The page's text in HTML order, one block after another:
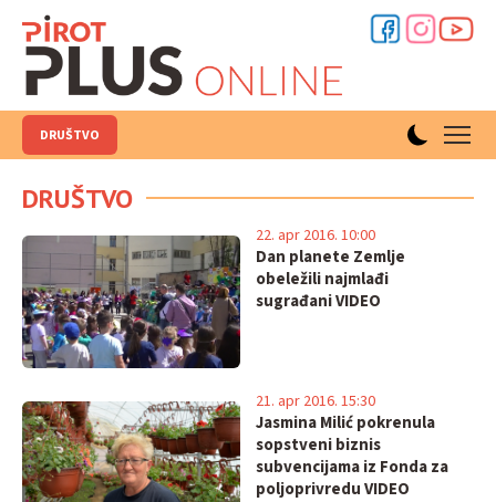
DRUŠTVO
DRUŠTVO
Dan planete Zemlje
obeležili najmlađi
sugrađani VIDEO
22. apr 2016. 10:00
Jasmina Milić pokrenula
sopstveni biznis
subvencijama iz Fonda za
poljoprivredu VIDEO
21. apr 2016. 15:30